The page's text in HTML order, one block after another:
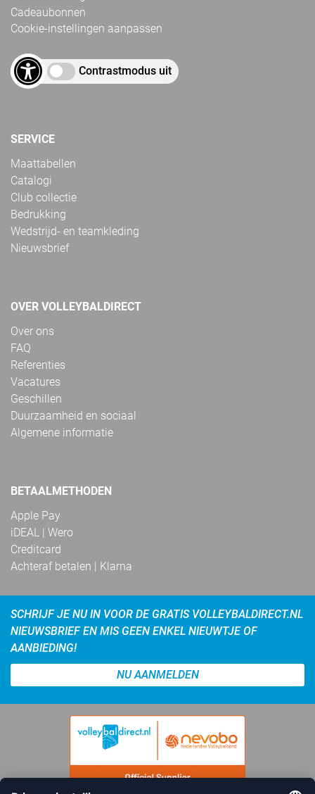
Cadeaubonnen
Cookie-instellingen aanpassen
Contrastmodus uit
SERVICE
Maattabellen
Catalogi
Club collectie
Bedrukking
Wedstrijd- en teamkleding
Nieuwsbrief
OVER VOLLEYBALDIRECT
Over ons
FAQ
Referenties
Vacatures
Geschillen
Duurzaamheid en sociaal
Algemene informatie
BETAALMETHODEN
Apple Pay
iDEAL | Wero
Creditcard
Achteraf betalen | Klarna
SCHRIJF JE NU IN VOOR DE GRATIS VOLLEYBALDIRECT.NL
NIEUWSBRIEF EN MIS GEEN ENKEL NIEUWTJE OF
AANBIEDING!
NU AANMELDEN